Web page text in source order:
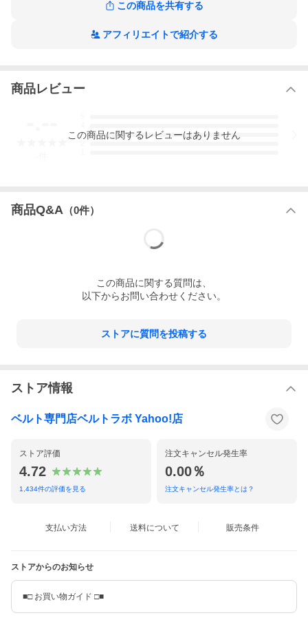
・素材：牛革（イタリアンレザー）
・機能：小銭入れ、お札入れ 2ヵ所、カードポケット 12ヵ所、マ
多少異なる場合があります。予めご了承ください。
イタリアはトスカーナ地方の名門タンナー「YANKEE（ヤンキー）」社によ
ってなめされた、イタリアンレザー。
は、”牛革らしさ”を感じさせてくれます。
ビジネスシーンやフォーマルな場面で、ラフでカジュアルな普段使いで。
色んなスタイルに合わせやすい、シックな3つのカラーでのご提案です。
この商品を共有する
アフィリエイトで紹介する
商品レビュー
3
この商品に関するレビューはありません
商品Q&A （0件）
この商品に関する質問は、
以下からお問い合わせください。
ストアに質問を投稿する
ストア情報
ベルト専門店ベルトラボ Yahoo!店
ストア評価
4.72
1,434件の評価を見る
注文キャンセル発生率
0.00％
注文キャンセル発生率とは？
支払い方法 送料について 販売条件
ストアからのお知らせ
■□ お買い物ガイド □■